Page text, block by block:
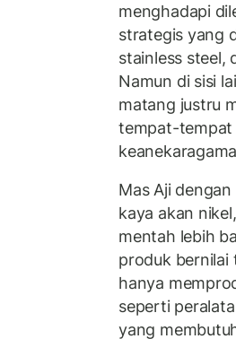
menghadapi
strategis yang
stainless steel,
Namun di sisi
matang justru
tempat-tempat
Mas Aji
kaya akan
mentah lebih
produk bernilai
hanya
seperti
yang